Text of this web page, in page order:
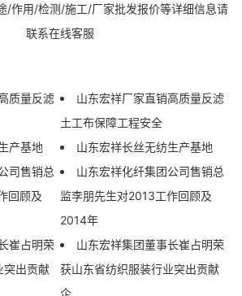
/作用/检测/施工/厂家批发报价等详细信息请
联系在线客服
质量反滤
产基地
司售销总
回顾及
崔占明荣
突出贡献
山东宏祥厂家直销高质量反滤
土工布保障工程安全
山东宏祥长丝无纺生产基地
山东宏祥化纤集团公司售销总
监李朋先生对2013工作回顾及
2014年
山东宏祥集团董事长崔占明荣
获山东省纺织服装行业突出贡献
企